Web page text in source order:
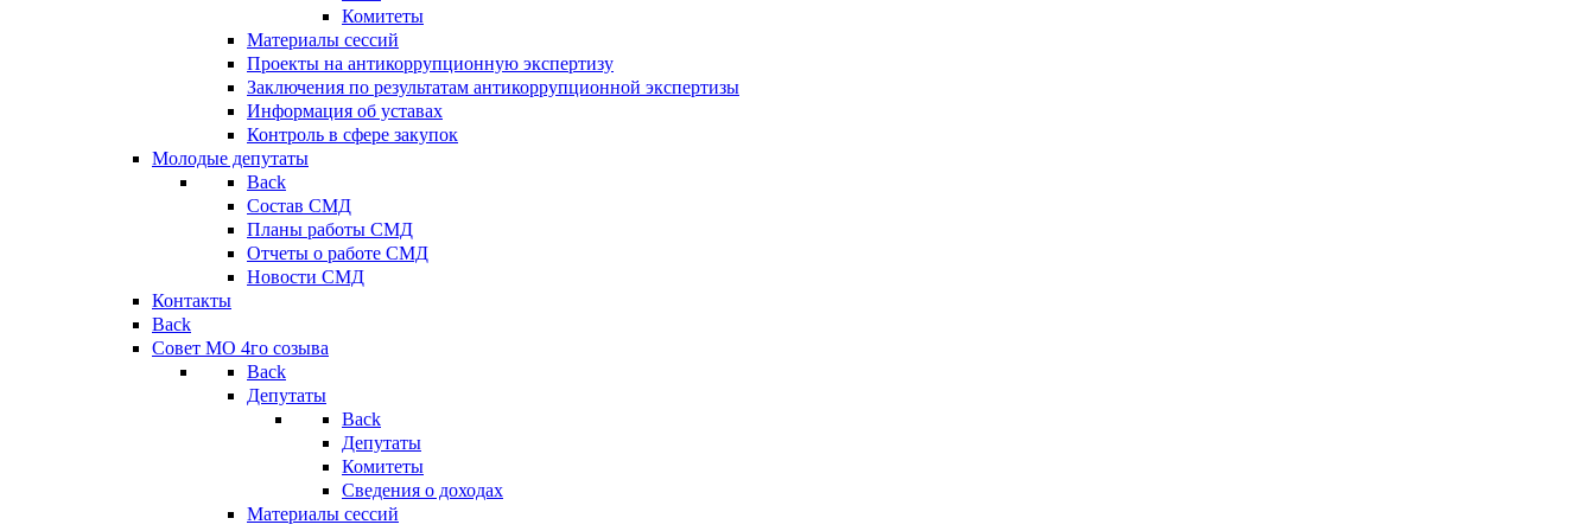
Комитеты
Материалы сессий
Проекты на антикоррупционную экспертизу
Заключения по результатам антикоррупционной экспертизы
Информация об уставах
Контроль в сфере закупок
Молодые депутаты
Back
Состав СМД
Планы работы СМД
Отчеты о работе СМД
Новости СМД
Контакты
Back
Совет МО 4го созыва
Back
Депутаты
Back
Депутаты
Комитеты
Сведения о доходах
Материалы сессий